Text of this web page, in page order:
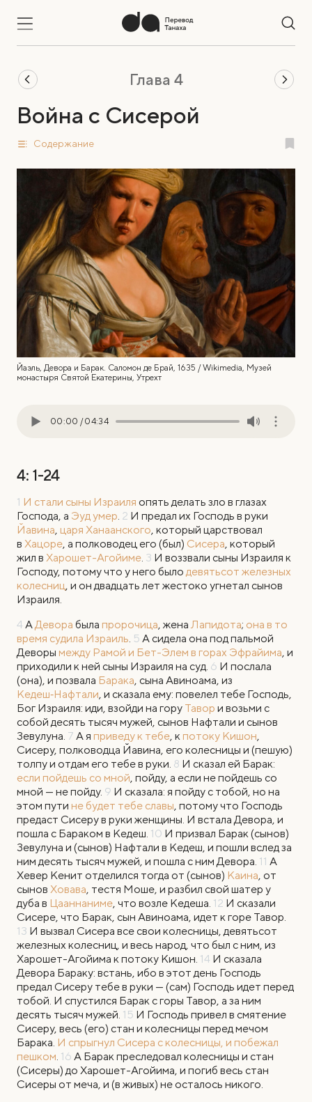
Глава 4
Война с Сисерой
Содержание
Йаэль, Девора и Барак. Саломон де Брай, 1635 / Wikimedia, Музей
монастыря Святой Екатерины, Утрехт
00:00 / 04:34
4: 1-24
1 И стали сыны Израиля опять делать зло в глазах
Господа, а Эуд умер. 2 И предал их Господь в руки
Йавина, царя Ханаанского, который царствовал
в Хацоре, а полководец его (был) Сисера, который
жил в Харошет-Агойиме. 3 И воззвали сыны Израиля к
Господу, потому что у него было девятьсот железных
колесниц, и он двадцать лет жестоко угнетал сынов
Израиля.
4 АДевора была пророчица, жена Лапидота; она в то
время судила Израиль. 5 А сидела она под пальмой
Деворы между Рамой и Бет-Элем в горах Эфрайима, и
приходили к ней сыны Израиля на суд. 6 И послала
(она), и позвала Барака, сына Авиноама, из
Кедеш‑Нафтали, и сказала ему: повелел тебе Господь,
Бог Израиля: иди, взойди на гору Тавор и возьми с
собой десять тысяч мужей, сынов Нафтали и сынов
Зевулуна. 7 А я приведу к тебе, к потоку Кишон,
Сисеру, полководца Йавина, его колесницы и (пешую)
толпу и отдам его тебе в руки. 8 И сказал ей Барак:
если пойдешь со мной, пойду, а если не пойдешь со
мной — не пойду. 9 И сказала: я пойду с тобой, но на
этом пути не будет тебе славы, потому что Господь
предаст Сисеру в руки женщины. И встала Девора, и
пошла с Бараком в Кедеш. 10 И призвал Барак (сынов)
Зевулуна и (сынов) Нафтали в Кедеш, и пошли вслед за
ним десять тысяч мужей, и пошла с ним Девора. 11 А
Хевер Кенит отделился тогда от (сынов) Каина, от
сынов Ховава, тестя Моше, и разбил свой шатер у
дуба в Цааннаниме, что возле Кедеша. 12 И сказали
Сисере, что Барак, сын Авиноама, идет к горе Тавор.
13 И вызвал Сисера все свои колесницы, девятьсот
железных колесниц, и весь народ, что был с ним, из
Харошет-Агойима к потоку Кишон. 14 И сказала
Девора Бараку: встань, ибо в этот день Господь
предал Сисеру тебе в руки — (сам) Господь идет перед
тобой. И спустился Барак с горы Тавор, а за ним
десять тысяч мужей. 15 И Господь привел в смятение
Сисеру, весь (его) стан и колесницы перед мечом
Барака. И спрыгнул Сисера с колесницы, и побежал
пешком. 16 А Барак преследовал колесницы и стан
(Сисеры) до Харошет-Агойима, и погиб весь стан
Сисеры от меча, и (в живых) не осталось никого.